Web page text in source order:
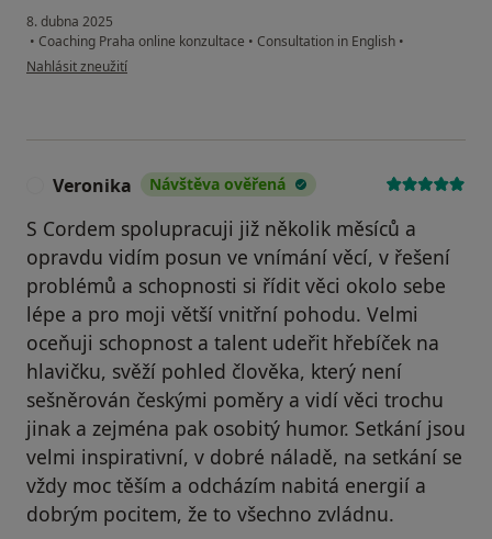
8. dubna 2025
• Coaching Praha online konzultace • Consultation in English •
podle názoru uživatele Tatiana
Nahlásit zneužití
Veronika Návštěva ověřená
S Cordem spolupracuji již několik měsíců a
opravdu vidím posun ve vnímání věcí, v řešení
problémů a schopnosti si řídit věci okolo sebe
lépe a pro moji větší vnitřní pohodu. Velmi
oceňuji schopnost a talent udeřit hřebíček na
hlavičku, svěží pohled člověka, který není
sešněrován českými poměry a vidí věci trochu
jinak a zejména pak osobitý humor. Setkání jsou
velmi inspirativní, v dobré náladě, na setkání se
vždy moc těším a odcházím nabitá energií a
dobrým pocitem, že to všechno zvládnu.